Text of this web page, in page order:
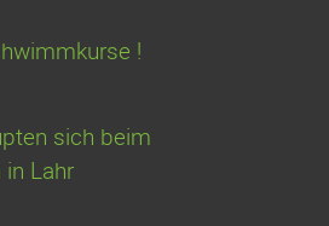
!
sich beim
Lahr